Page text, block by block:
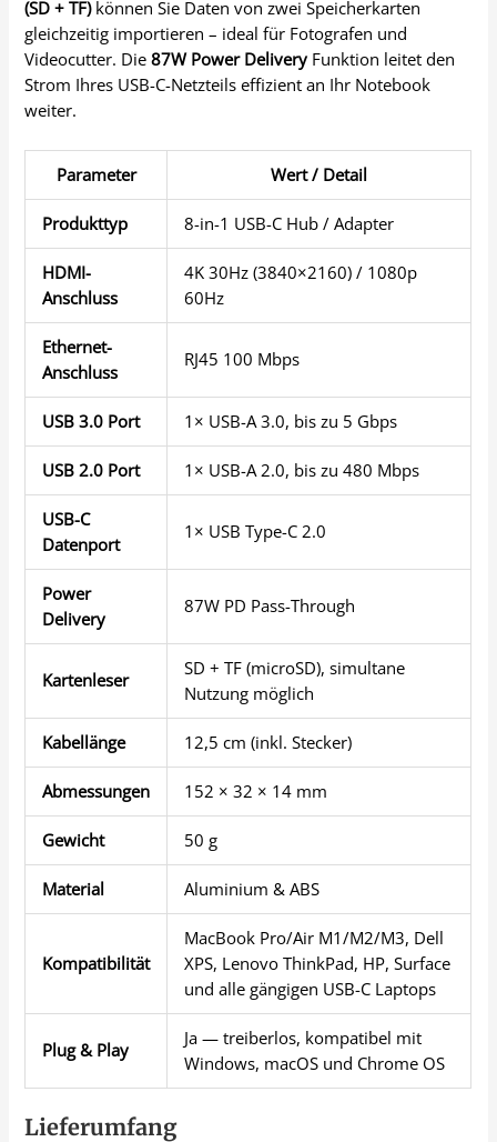
(SD + TF)können Sie Daten von zwei Speicherkarten
gleichzeitig importieren – ideal für Fotografen und
Videocutter. Die87W Power Delivery Funktion leitet den
Strom Ihres USB-C-Netzteils effizient an Ihr Notebook
weiter.
Parameter Wert / Detail
Produkttyp 8-in-1 USB-C Hub / Adapter
HDMI-
Anschluss
4K 30Hz (3840×2160) / 1080p
60Hz
Ethernet-
Anschluss
RJ45 100 Mbps
USB 3.0 Port 1× USB-A 3.0, bis zu 5 Gbps
USB 2.0 Port 1× USB-A 2.0, bis zu 480 Mbps
USB-C
Datenport
1× USB Type-C 2.0
Power
Delivery
87W PD Pass-Through
Kartenleser
SD + TF (microSD), simultane
Nutzung möglich
Kabellänge 12,5 cm (inkl. Stecker)
Abmessungen 152 × 32 × 14 mm
Gewicht 50 g
Material Aluminium & ABS
Kompatibilität
MacBook Pro/Air M1/M2/M3, Dell
XPS, Lenovo ThinkPad, HP, Surface
und alle gängigen USB-C Laptops
Plug & Play
Ja — treiberlos, kompatibel mit
Windows, macOS und Chrome OS
Lieferumfang